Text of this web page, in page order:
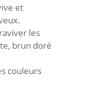
n
a
t
i
e
et
les
brun doré
couleurs